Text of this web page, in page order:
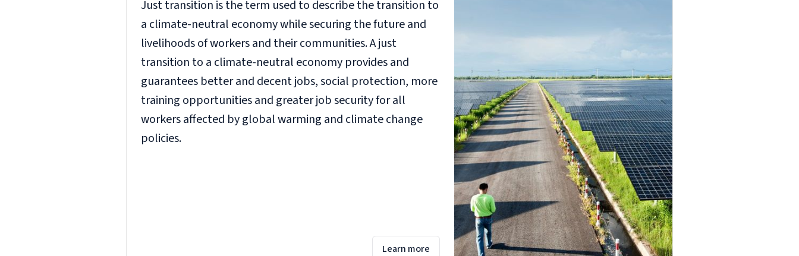
Just transition is the term used to describe the transition to
a climate-neutral economy while securing the future and
livelihoods of workers and their communities. A just
transition to a climate-neutral economy provides and
guarantees better and decent jobs, social protection, more
training opportunities and greater job security for all
workers affected by global warming and climate change
policies.
Learn more